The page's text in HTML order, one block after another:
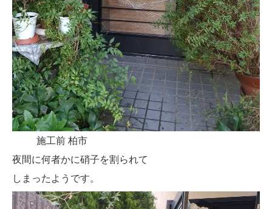
施工前 柏市
夜間に何者かに硝子を割られて
しまったようです。